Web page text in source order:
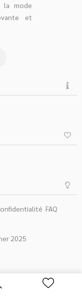
la mode
et
FAQ
2025